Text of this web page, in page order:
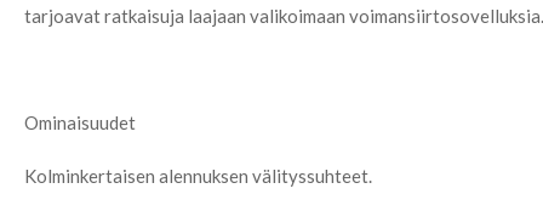
tarjoavat ratkaisuja laajaan valikoimaan voimansiirtosovelluksia.
Ominaisuudet
Kolminkertaisen alennuksen välityssuhteet.